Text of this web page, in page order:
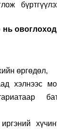
нь овоглоход
өргөдөл,
хэлнээс